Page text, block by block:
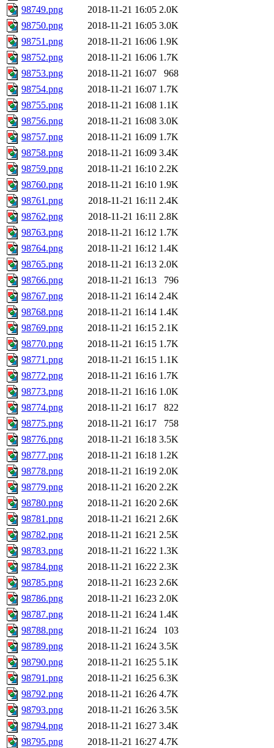
98749.png
2018-11-21 16:05 2.0K
98750.png
2018-11-21 16:05 3.0K
98751.png
2018-11-21 16:06 1.9K
98752.png
2018-11-21 16:06 1.7K
98753.png
2018-11-21 16:07
968
98754.png
2018-11-21 16:07 1.7K
98755.png
2018-11-21 16:08 1.1K
98756.png
2018-11-21 16:08 3.0K
98757.png
2018-11-21 16:09 1.7K
98758.png
2018-11-21 16:09 3.4K
98759.png
2018-11-21 16:10 2.2K
98760.png
2018-11-21 16:10 1.9K
98761.png
2018-11-21 16:11 2.4K
98762.png
2018-11-21 16:11 2.8K
98763.png
2018-11-21 16:12 1.7K
98764.png
2018-11-21 16:12 1.4K
98765.png
2018-11-21 16:13 2.0K
98766.png
2018-11-21 16:13
796
98767.png
2018-11-21 16:14 2.4K
98768.png
2018-11-21 16:14 1.4K
98769.png
2018-11-21 16:15 2.1K
98770.png
2018-11-21 16:15 1.7K
98771.png
2018-11-21 16:15 1.1K
98772.png
2018-11-21 16:16 1.7K
98773.png
2018-11-21 16:16 1.0K
98774.png
2018-11-21 16:17
822
98775.png
2018-11-21 16:17
758
98776.png
2018-11-21 16:18 3.5K
98777.png
2018-11-21 16:18 1.2K
98778.png
2018-11-21 16:19 2.0K
98779.png
2018-11-21 16:20 2.2K
98780.png
2018-11-21 16:20 2.6K
98781.png
2018-11-21 16:21 2.6K
98782.png
2018-11-21 16:21 2.5K
98783.png
2018-11-21 16:22 1.3K
98784.png
2018-11-21 16:22 2.3K
98785.png
2018-11-21 16:23 2.6K
98786.png
2018-11-21 16:23 2.0K
98787.png
2018-11-21 16:24 1.4K
98788.png
2018-11-21 16:24
103
98789.png
2018-11-21 16:24 3.5K
98790.png
2018-11-21 16:25 5.1K
98791.png
2018-11-21 16:25 6.3K
98792.png
2018-11-21 16:26 4.7K
98793.png
2018-11-21 16:26 3.5K
98794.png
2018-11-21 16:27 3.4K
98795.png
2018-11-21 16:27 4.7K